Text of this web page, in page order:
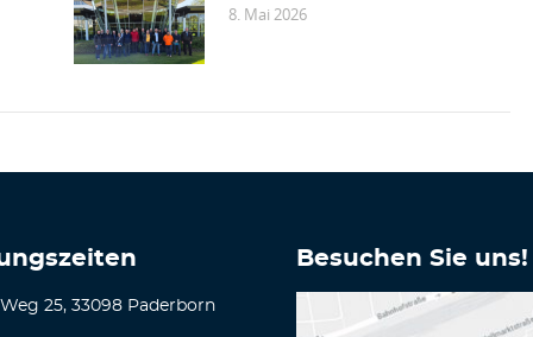
8. Mai 2026
25, 33098 Paderborn
Besuchen Sie uns!